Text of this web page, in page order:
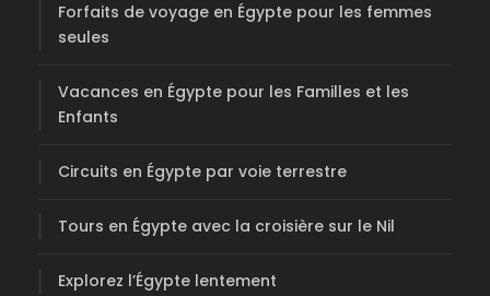
Forfaits de voyage en Égypte pour les femmes
seules
Vacances en Égypte pour les Familles et les
Enfants
Circuits en Égypte par voie terrestre
Tours en Égypte avec la croisière sur le Nil
Explorez l’Égypte lentement